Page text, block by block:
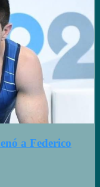
a Federico